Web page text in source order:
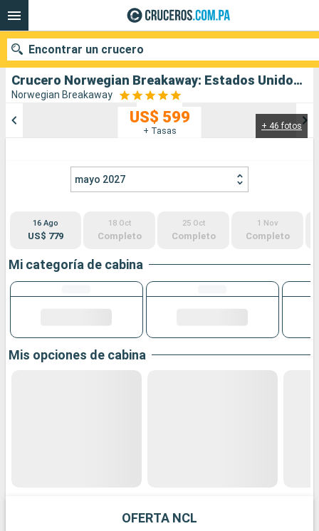
Crucero Norwegian Breakaway: Estados Unidos, Canadá, Bermudas salida desde Boston
Norwegian Breakaway
+ 46 fotos
US$ 599
+ Tasas
mayo 2027
16 Ago
US$ 779
18 Oct
Completo
25 Oct
Completo
1 Nov
Completo
Mi categoría de cabina
Mis opciones de cabina
OFERTA NCL
Encontrar un crucero
Compañías
Buscar